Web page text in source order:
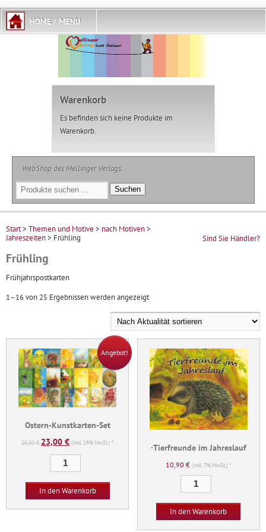
Warenkorb
Es befinden sich keine Produkte im
Warenkorb.
WebShop des Mellinger Verlags
Suchen
nach:
Suchen
Start> Themen und Motive > nach Motiven>
Jahreszeiten> Frühling Sind Sie Händler?
Frühling
Frühjahrspostkarten
1–16 von 25 Ergebnissen werden angezeigtNach
Aktualität
sortiert
Angebot!
Ostern-Kunstkarten-Set
25,20€ Ursprünglicher
Preis
25,20 €
23,00€Aktueller
Preis
23,00 €.
(inkl. 19% MwSt.) *
Kunstkarten-
Set
Menge
In den Warenkorb
∙Tierfreunde im Jahreslauf
10,90€ (inkl. 7% MwSt.) *
im
Jahreslauf
Menge
In den Warenkorb